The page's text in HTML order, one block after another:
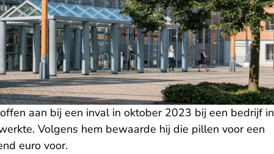
aan bij een inval in oktober 2023 bij een bedrijf in
Volgens hem bewaarde hij die pillen voor een
euro voor.